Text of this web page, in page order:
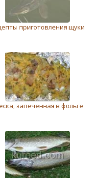
приготовления щуки
запеченная в фольге